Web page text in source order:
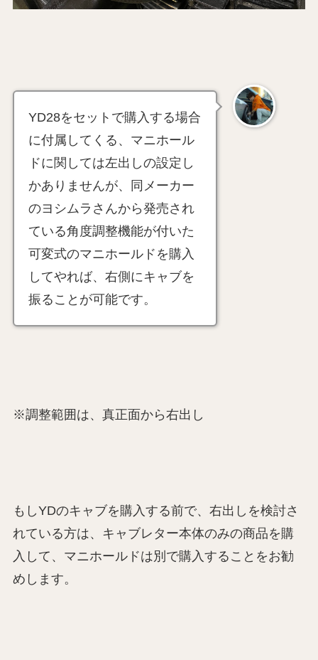
YD28をセットで購入する場合
に付属してくる、マニホール
ドに関しては左出しの設定し
かありませんが、同メーカー
のヨシムラさんから発売され
ている角度調整機能が付いた
可変式のマニホールドを購入
してやれば、右側にキャブを
振ることが可能です。
※調整範囲は、真正面から右出し
もしYDのキャブを購入する前で、右出しを検討さ
れている方は、キャブレター本体のみの商品を購
入して、マニホールドは別で購入することをお勧
めします。